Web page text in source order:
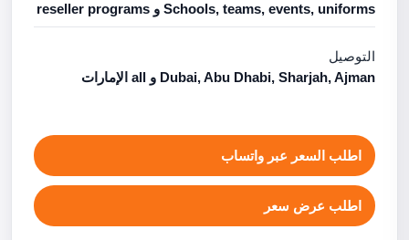
Schools, teams, events, uniforms و reseller programs
التوصيل
Dubai, Abu Dhabi, Sharjah, Ajman و all الإمارات
اطلب السعر عبر واتساب
اطلب عرض سعر